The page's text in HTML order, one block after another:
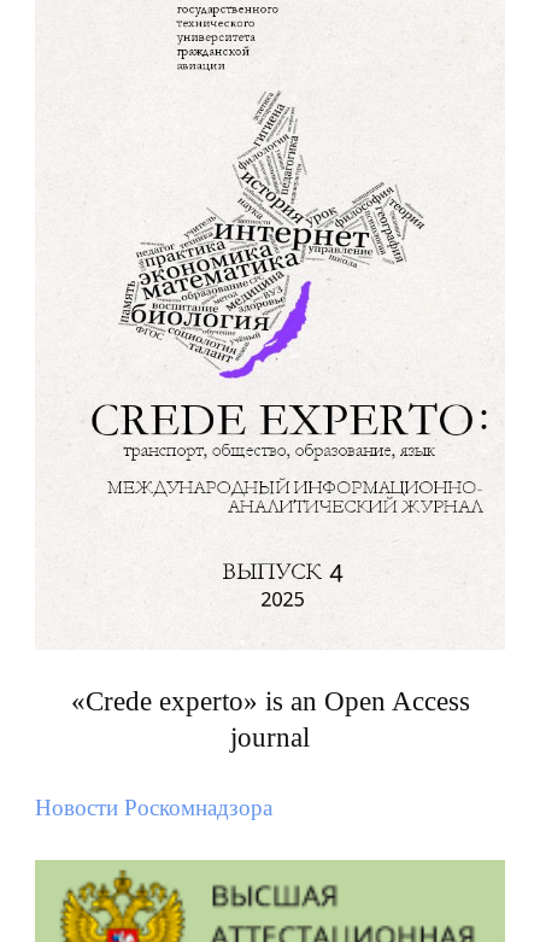
«Crede experto» is an Open Access
journal
Новости Роскомнадзора